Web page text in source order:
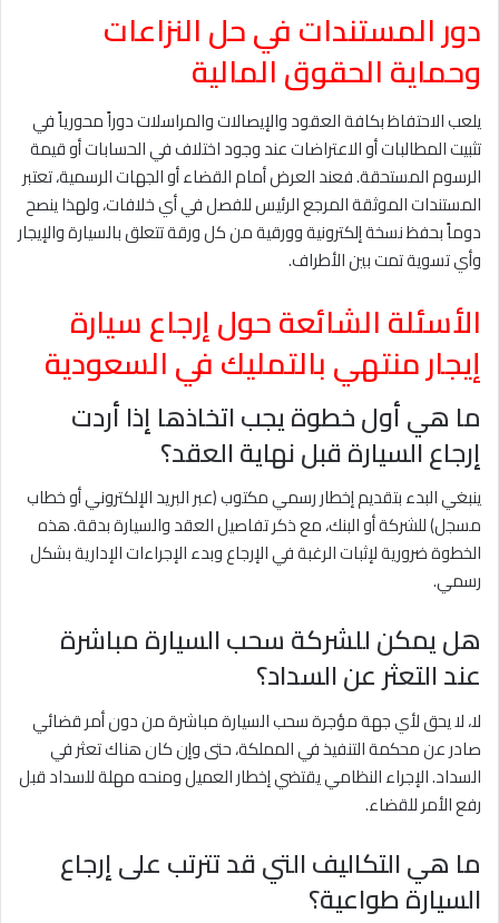
دور المستندات في حل النزاعات
وحماية الحقوق المالية
يلعب الاحتفاظ بكافة العقود والإيصالات والمراسلات دوراً محورياً في
تثبيت المطالبات أو الاعتراضات عند وجود اختلاف في الحسابات أو قيمة
الرسوم المستحقة. فعند العرض أمام القضاء أو الجهات الرسمية، تعتبر
المستندات الموثقة المرجع الرئيس للفصل في أي خلافات، ولهذا ينصح
دوماً بحفظ نسخة إلكترونية وورقية من كل ورقة تتعلق بالسيارة والإيجار
وأي تسوية تمت بين الأطراف.
الأسئلة الشائعة حول إرجاع سيارة
إيجار منتهي بالتمليك في السعودية
ما هي أول خطوة يجب اتخاذها إذا أردت
إرجاع السيارة قبل نهاية العقد؟
ينبغي البدء بتقديم إخطار رسمي مكتوب (عبر البريد الإلكتروني أو خطاب
مسجل) للشركة أو البنك، مع ذكر تفاصيل العقد والسيارة بدقة. هذه
الخطوة ضرورية لإثبات الرغبة في الإرجاع وبدء الإجراءات الإدارية بشكل
رسمي.
هل يمكن للشركة سحب السيارة مباشرة
عند التعثر عن السداد؟
لا، لا يحق لأي جهة مؤجرة سحب السيارة مباشرة من دون أمر قضائي
صادر عن محكمة التنفيذ في المملكة، حتى وإن كان هناك تعثر في
السداد. الإجراء النظامي يقتضي إخطار العميل ومنحه مهلة للسداد قبل
رفع الأمر للقضاء.
ما هي التكاليف التي قد تترتب على إرجاع
السيارة طواعية؟